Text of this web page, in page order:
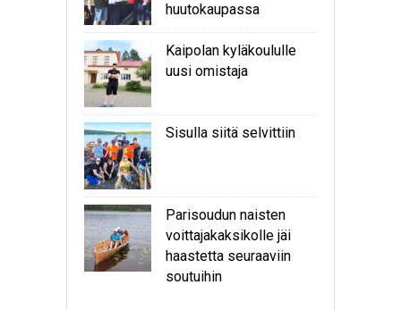
huutokaupassa
Kaipolan kyläkoululle
uusi omistaja
Sisulla siitä selvittiin
Parisoudun naisten
voittajakaksikolle jäi
haastetta seuraaviin
soutuihin